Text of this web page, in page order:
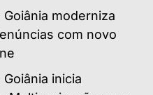
moderniza
com novo
inicia